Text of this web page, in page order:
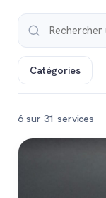
Catégories
6 sur 31 services